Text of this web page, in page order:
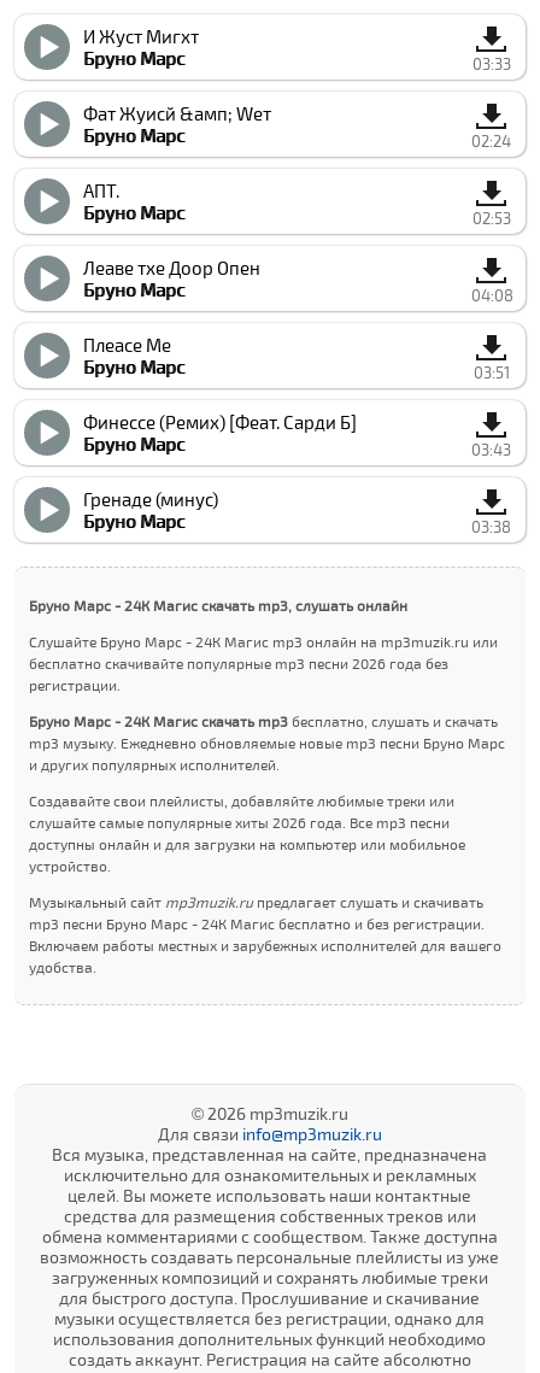
И Жуст Мигхт
Бруно Марс
03:33
Фат Жуиcй &амп; Wет
Бруно Марс
02:24
АПТ.
Бруно Марс
02:53
Леаве тхе Доор Опен
Бруно Марс
04:08
Плеасе Ме
Бруно Марс
03:51
Финессе (Ремиx) [Феат. Cарди Б]
Бруно Марс
03:43
Гренаде (минус)
Бруно Марс
03:38
Бруно Марс - 24К Магиc скачать mp3, слушать онлайн
Слушайте Бруно Марс - 24К Магиc mp3 онлайн на mp3muzik.ru или
бесплатно скачивайте популярные mp3 песни 2026 года без
регистрации.
Бруно Марс - 24К Магиc скачать mp3 бесплатно, слушать и скачать
mp3 музыку. Ежедневно обновляемые новые mp3 песни Бруно Марс
и других популярных исполнителей.
Создавайте свои плейлисты, добавляйте любимые треки или
слушайте самые популярные хиты 2026 года. Все mp3 песни
доступны онлайн и для загрузки на компьютер или мобильное
устройство.
Музыкальный сайт mp3muzik.ruпредлагает слушать и скачивать
mp3 песни Бруно Марс - 24К Магиc бесплатно и без регистрации.
Включаем работы местных и зарубежных исполнителей для вашего
удобства.
© 2026 mp3muzik.ru
Для связи info@mp3muzik.ru
Вся музыка, представленная на сайте, предназначена
исключительно для ознакомительных и рекламных
целей. Вы можете использовать наши контактные
средства для размещения собственных треков или
обмена комментариями с сообществом. Также доступна
возможность создавать персональные плейлисты из уже
загруженных композиций и сохранять любимые треки
для быстрого доступа. Прослушивание и скачивание
музыки осуществляется без регистрации, однако для
использования дополнительных функций необходимо
создать аккаунт. Регистрация на сайте абсолютно